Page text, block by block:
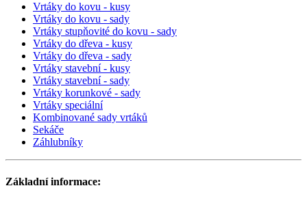
Vrtáky do kovu - kusy
Vrtáky do kovu - sady
Vrtáky stupňovité do kovu - sady
Vrtáky do dřeva - kusy
Vrtáky do dřeva - sady
Vrtáky stavební - kusy
Vrtáky stavební - sady
Vrtáky korunkové - sady
Vrtáky speciální
Kombinované sady vrtáků
Sekáče
Záhlubníky
Základní informace: